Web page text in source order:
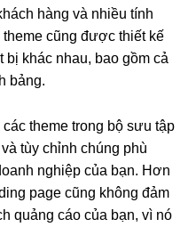
hàng và nhiều tính
cũng được thiết kế
khác nhau, bao gồm cả
bảng.
theme trong bộ sưu tập
tùy chỉnh chúng phù
nghiệp của bạn. Hơn
page cũng không đảm
quảng cáo của bạn, vì nó